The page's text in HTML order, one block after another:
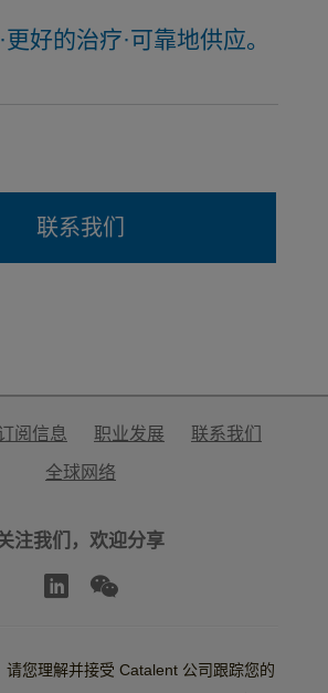
好的治疗·可靠地供应。
联系我们
阅信息 职业发展 联系我们
全球网络
注我们，欢迎分享
请您理解并接受 Catalent 公司跟踪您的